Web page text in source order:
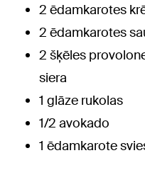
2 ēdamkarotes
2 ēdamkarotes
2 šķēles
siera
1 glāze rukolas
1/2 avokado
1 ēdamkarote